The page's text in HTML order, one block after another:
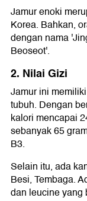
Jamur enoki
Korea. Bahkan,
dengan nama
Beoseot'.
2. Nilai Gizi
Jamur ini
tubuh. Dengan
kalori mencapai
sebanyak 65
B3.
Selain itu, ada
Besi, Tembaga.
dan leucine yang